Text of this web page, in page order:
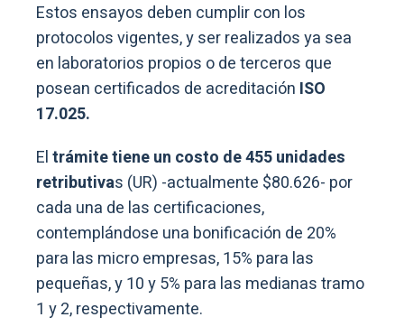
Estos ensayos deben cumplir con los
protocolos vigentes, y ser realizados ya sea
en laboratorios propios o de terceros que
posean certificados de acreditación ISO
17.025.
Eltrámite tiene un costo de 455 unidades
retributivas (UR) -actualmente $80.626- por
cada una de las certificaciones,
contemplándose una bonificación de 20%
para las micro empresas, 15% para las
pequeñas, y 10 y 5% para las medianas tramo
1 y 2, respectivamente.